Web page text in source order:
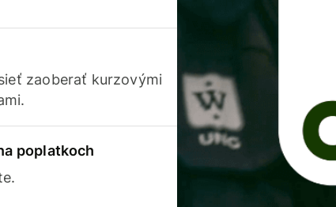
zaoberať kurzovými
poplatkoch